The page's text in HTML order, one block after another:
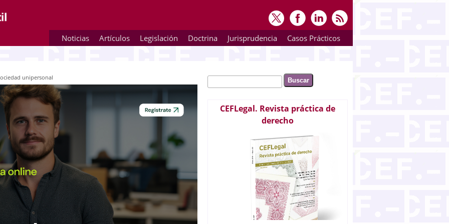
Noticias Artículos Legislación Doctrina Jurisprudencia Casos Prácticos
unipersonal Formulario de búsqueda
Buscar
CEFLegal. Revista práctica de
derecho